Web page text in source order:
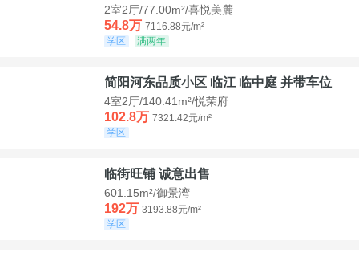
2室2厅/77.00m²/喜悦美麓
54.8万 7116.88元/m²
学区
满两年
简阳河东品质小区 临江 临中庭 并带车位
4室2厅/140.41m²/悦荣府
102.8万 7321.42元/m²
学区
临街旺铺 诚意出售
601.15m²/御景湾
192万 3193.88元/m²
学区